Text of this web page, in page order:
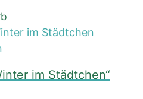
im Städtchen“